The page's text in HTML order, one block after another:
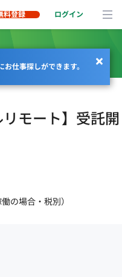
料登録 ログイン
仕事探しができます。
モート】受託開
の場合・税別）